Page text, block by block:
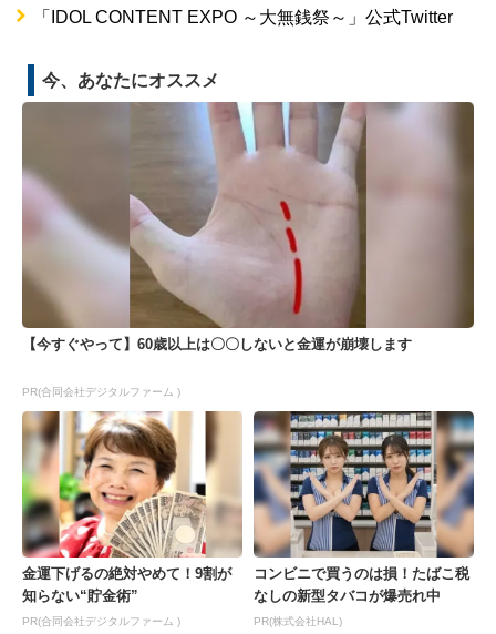
「IDOL CONTENT EXPO ～大無銭祭～」公式Twitter
今、あなたにオススメ
【今すぐやって】60歳以上は〇〇しないと金運が崩壊します
PR(合同会社デジタルファーム )
金運下げるの絶対やめて！9割が
知らない“貯金術”
PR(合同会社デジタルファーム )
コンビニで買うのは損！たばこ税
なしの新型タバコが爆売れ中
PR(株式会社HAL)